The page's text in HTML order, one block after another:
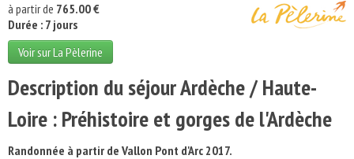
à partir de 765.00 €
Durée : 7 jours
Voir sur La Pèlerine
Description du séjour Ardèche / Haute-
Loire : Préhistoire et gorges de l'Ardèche
Randonnée à partir de Vallon Pont d'Arc 2017.